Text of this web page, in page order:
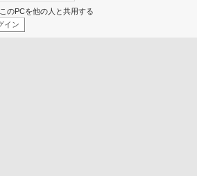
このPCを他の人と共用する